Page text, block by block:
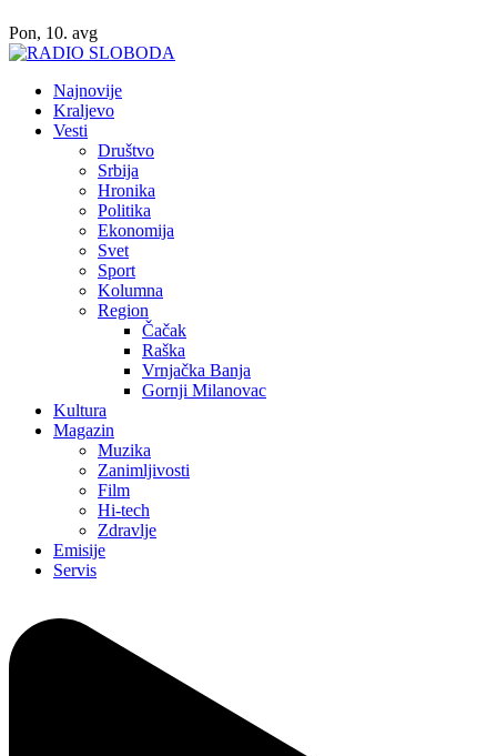
Pon, 10. avg
Najnovije
Kraljevo
Vesti
Društvo
Srbija
Hronika
Politika
Ekonomija
Svet
Sport
Kolumna
Region
Čačak
Raška
Vrnjačka Banja
Gornji Milanovac
Kultura
Magazin
Muzika
Zanimljivosti
Film
Hi-tech
Zdravlje
Emisije
Servis